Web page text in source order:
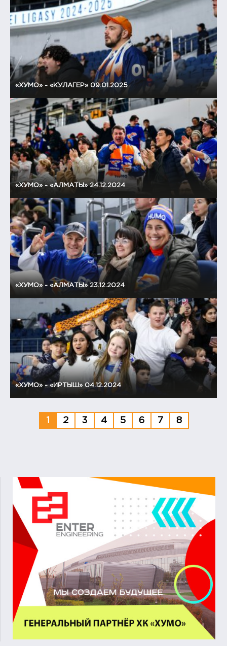
«ХУМО» - «КУЛАГЕР» 09.01.2025
«ХУМО» - «АЛМАТЫ» 24.12.2024
«ХУМО» - «АЛМАТЫ» 23.12.2024
«ХУМО» - «ИРТЫШ» 04.12.2024
1 2 3 4 5 6 7 8